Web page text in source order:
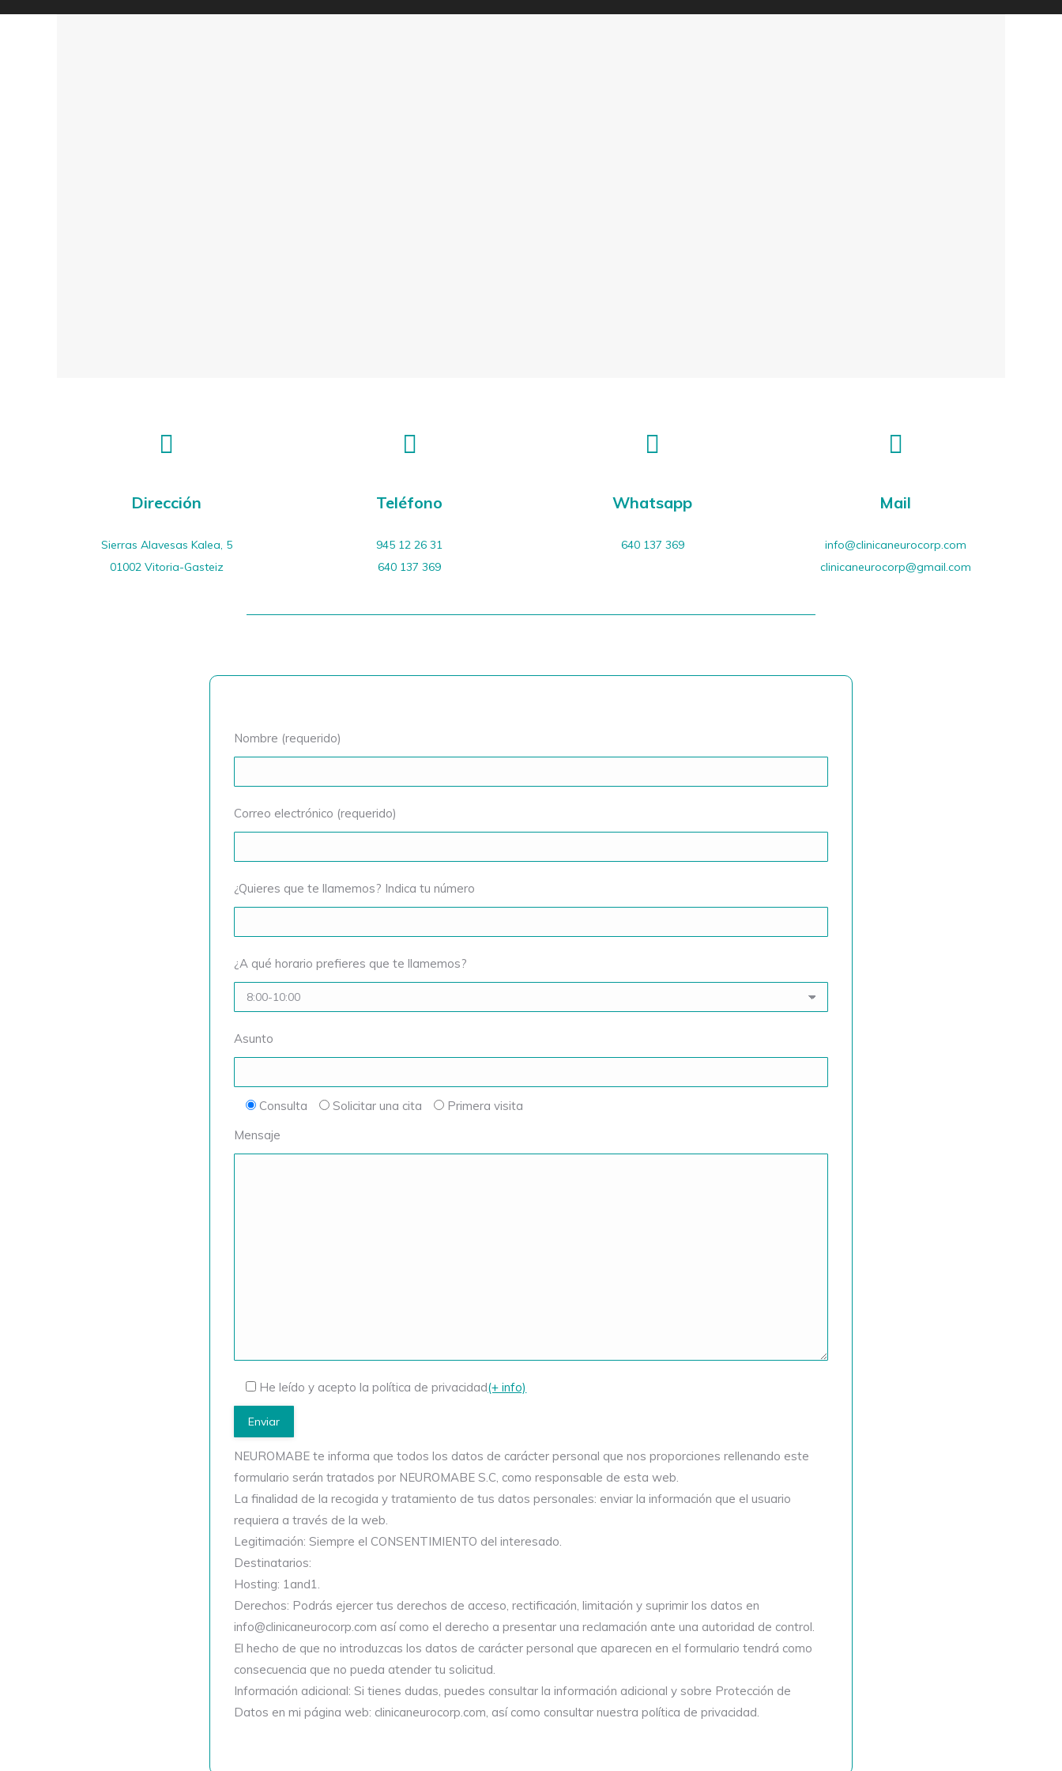
Dirección
Sierras Alavesas Kalea, 5
01002 Vitoria-Gasteiz
Teléfono
945 12 26 31
640 137 369
Whatsapp
640 137 369
Mail
info@clinicaneurocorp.com
clinicaneurocorp@gmail.com
Nombre (requerido)
Correo electrónico (requerido)
¿Quieres que te llamemos? Indica tu número
¿A qué horario prefieres que te llamemos?
Asunto
Consulta Solicitar una cita
Primera visita
Mensaje
He leído y acepto la política de privacidad(+ info)
NEUROMABE te informa que todos los datos de carácter personal que nos proporciones rellenando este
formulario serán tratados por NEUROMABE S.C, como responsable de esta web.
La finalidad de la recogida y tratamiento de tus datos personales: enviar la información que el usuario
requiera a través de la web.
Legitimación: Siempre el CONSENTIMIENTO del interesado.
Destinatarios:
Hosting: 1and1.
Derechos: Podrás ejercer tus derechos de acceso, rectificación, limitación y suprimir los datos en
info@clinicaneurocorp.com así como el derecho a presentar una reclamación ante una autoridad de control.
El hecho de que no introduzcas los datos de carácter personal que aparecen en el formulario tendrá como
consecuencia que no pueda atender tu solicitud.
Información adicional: Si tienes dudas, puedes consultar la información adicional y sobre Protección de
Datos en mi página web: clinicaneurocorp.com, así como consultar nuestra política de privacidad.